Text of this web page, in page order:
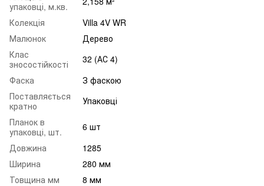
упаковці, м.кв.
Колекція
Villa 4V WR
Малюнок
Дерево
Клас
зносостійкості
32 (АС 4)
Фаска
З фаскою
Поставляється
кратно
Упаковці
Планок в
упаковці, шт.
6 шт
Довжина
1285
Ширина
280 мм
Товщина мм
8 мм